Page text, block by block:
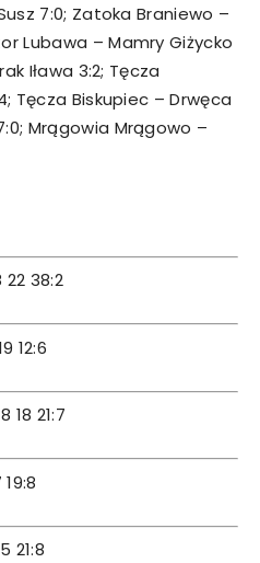
7:0; Zatoka Braniewo –
Lubawa – Mamry Giżycko
Iława 3:2; Tęcza
Tęcza Biskupiec – Drwęca
Mrągowia Mrągowo –
38:2
12:6
18 21:7
21:8